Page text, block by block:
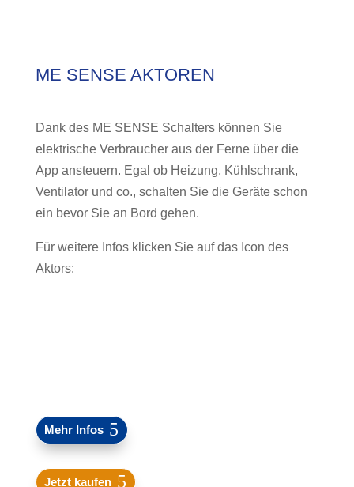
ME SENSE AKTOREN
Dank des ME SENSE Schalters können Sie
elektrische Verbraucher aus der Ferne über die
App ansteuern. Egal ob Heizung, Kühlschrank,
Ventilator und co., schalten Sie die Geräte schon
ein bevor Sie an Bord gehen.
Für weitere Infos klicken Sie auf das Icon des
Aktors:
Mehr Infos
Jetzt kaufen